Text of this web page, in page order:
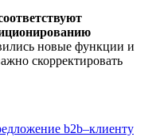
новые функции и
скорректировать
b2b–клиенту